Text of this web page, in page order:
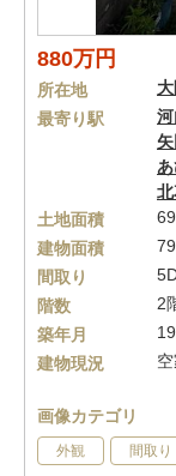
880万円
所在地
最寄り駅
土地面積
建物面積
間取り
階数
2
築年月
建物現況
画像カテゴリ
外観 間取り